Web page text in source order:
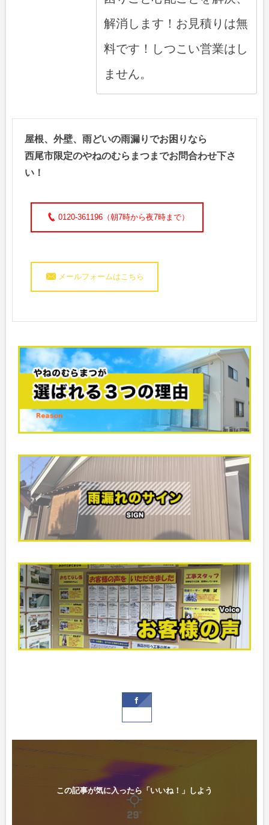
解消します！お見積りは無
料です！しつこい営業はし
ません。
屋根、外壁、雨どいの雨漏りでお困りなら
西尾市限定のやねのむらまつまでお問合わせ下さ
い！
0120-361196（朝7時から夜7時まで）
メールフォームはこちら
この記事が気に入ったら「いいね！」しよう